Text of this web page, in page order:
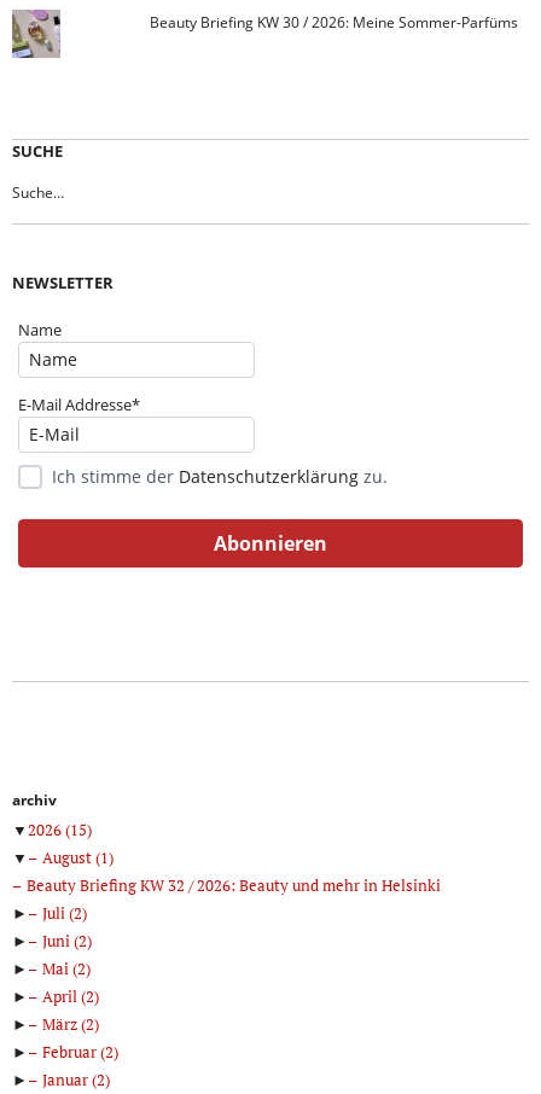
Beauty Briefing KW 30 / 2026: Meine Sommer-Parfüms
SUCHE
NEWSLETTER
Name
E-Mail Addresse*
Ich stimme der Datenschutzerklärung zu.
archiv
▼2026(15)
▼
August(1)
Beauty Briefing KW 32 / 2026: Beauty und mehr in Helsinki
►
Juli(2)
►
Juni(2)
►
Mai(2)
►
April(2)
►
März(2)
►
Februar(2)
►
Januar(2)